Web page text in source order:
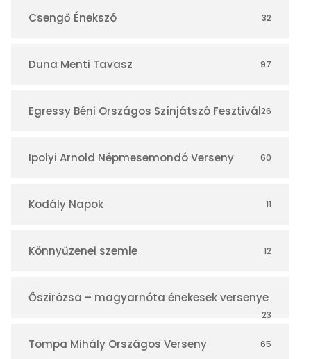
á
r
Csengő Énekszó 32
Duna Menti Tavasz 97
Egressy Béni Országos Színjátszó Fesztivál26
Ipolyi Arnold Népmesemondó Verseny 60
Kodály Napok 11
Könnyűzenei szemle 12
Őszirózsa – magyarnóta énekesek versenye
23
Tompa Mihály Országos Verseny 65